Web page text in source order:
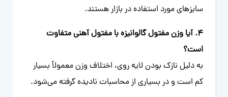
سایزهای مورد استفاده در بازار هستند.
4. آیا وزن مفتول گالوانیزه با مفتول آهنی متفاوت
است؟
به دلیل نازک بودن لایه روی، اختلاف وزن معمولاً بسیار
کم است و در بسیاری از محاسبات نادیده گرفته می‌شود.